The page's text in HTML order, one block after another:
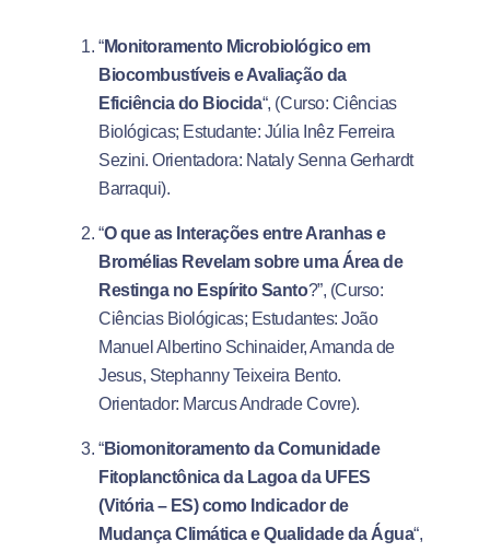
“Monitoramento Microbiológico em
Biocombustíveis e Avaliação da
Eficiência do Biocida“, (Curso: Ciências
Biológicas; Estudante: Júlia Inêz Ferreira
Sezini. Orientadora: Nataly Senna Gerhardt
Barraqui).
“O que as Interações entre Aranhas e
Bromélias Revelam sobre uma Área de
Restinga no Espírito Santo?”, (Curso:
Ciências Biológicas; Estudantes: João
Manuel Albertino Schinaider, Amanda de
Jesus, Stephanny Teixeira Bento.
Orientador: Marcus Andrade Covre).
“Biomonitoramento da Comunidade
Fitoplanctônica da Lagoa da UFES
(Vitória – ES) como Indicador de
Mudança Climática e Qualidade da Água“,